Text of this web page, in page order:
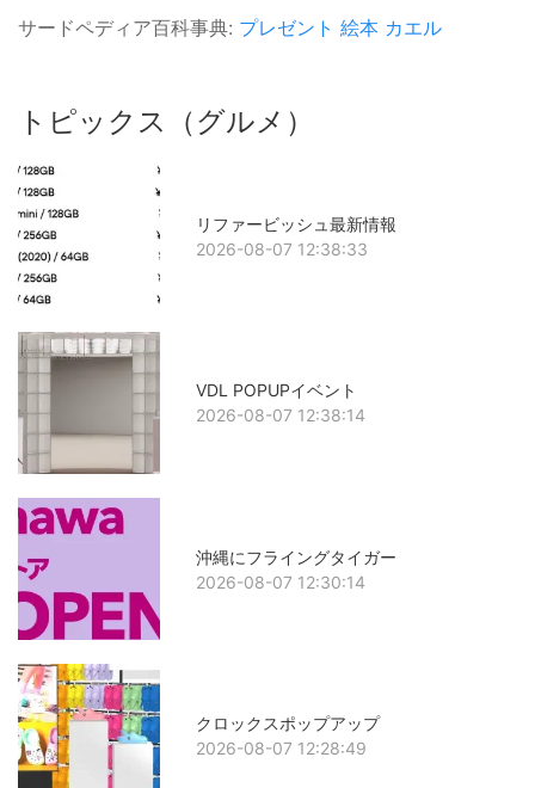
サードペディア百科事典: プレゼント 絵本 カエル
トピックス（グルメ）
リファービッシュ最新情報
2026-08-07 12:38:33
VDL POPUPイベント
2026-08-07 12:38:14
沖縄にフライングタイガー
2026-08-07 12:30:14
クロックスポップアップ
2026-08-07 12:28:49